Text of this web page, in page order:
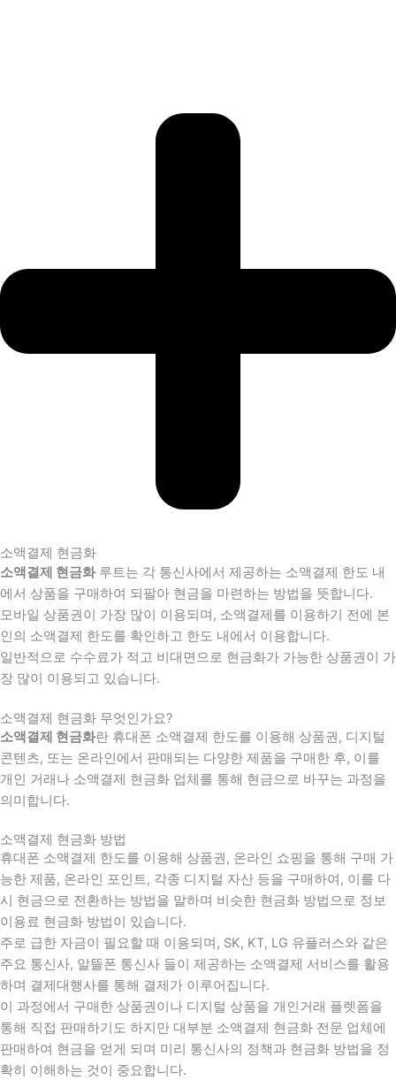
소액결제 현금화
소액결제 현금화루트는 각 통신사에서 제공하는 소액결제 한도 내
에서 상품을 구매하여 되팔아 현금을 마련하는 방법을 뜻합니다.
모바일 상품권이 가장 많이 이용되며, 소액결제를 이용하기 전에 본
인의 소액결제 한도를 확인하고 한도 내에서 이용합니다.
일반적으로 수수료가 적고 비대면으로 현금화가 가능한 상품권이 가
장 많이 이용되고 있습니다.
소액결제 현금화 무엇인가요?
소액결제 현금화란 휴대폰 소액결제 한도를 이용해 상품권, 디지털
콘텐츠, 또는 온라인에서 판매되는 다양한 제품을 구매한 후, 이를
개인 거래나 소액결제 현금화 업체를 통해 현금으로 바꾸는 과정을
의미합니다.
소액결제 현금화 방법
휴대폰 소액결제 한도를 이용해 상품권, 온라인 쇼핑을 통해 구매 가
능한 제품, 온라인 포인트, 각종 디지털 자산 등을 구매하여, 이를 다
시 현금으로 전환하는 방법을 말하며 비슷한 현금화 방법으로 정보
이용료 현금화 방법이 있습니다.
주로 급한 자금이 필요할 때 이용되며, SK, KT, LG 유플러스와 같은
주요 통신사, 알뜰폰 통신사 들이 제공하는 소액결제 서비스를 활용
하며 결제대행사를 통해 결제가 이루어집니다.
이 과정에서 구매한 상품권이나 디지털 상품을 개인거래 플렛폼을
통해 직접 판매하기도 하지만 대부분 소액결제 현금화 전문 업체에
판매하여 현금을 얻게 되며 미리 통신사의 정책과 현금화 방법을 정
확히 이해하는 것이 중요합니다.